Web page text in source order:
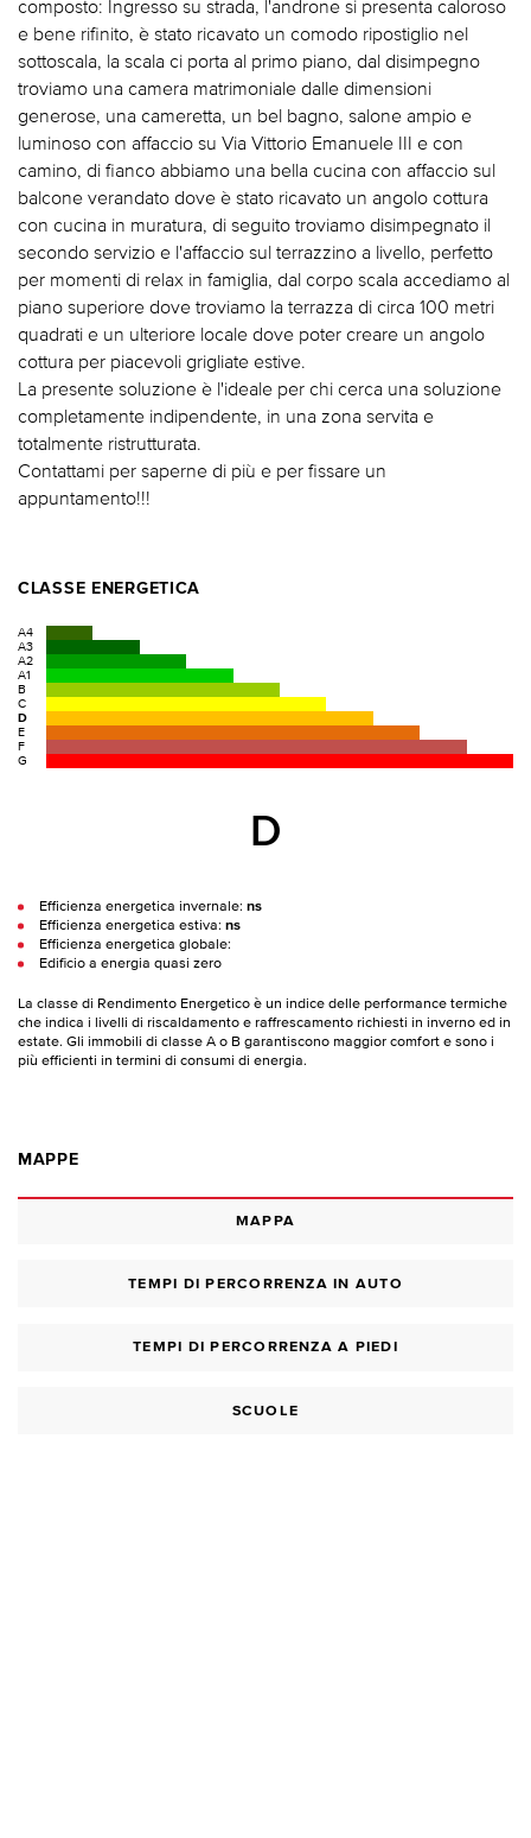
composto: Ingresso su strada, l'androne si presenta caloroso
e bene rifinito, è stato ricavato un comodo ripostiglio nel
sottoscala, la scala ci porta al primo piano, dal disimpegno
troviamo una camera matrimoniale dalle dimensioni
generose, una cameretta, un bel bagno, salone ampio e
luminoso con affaccio su Via Vittorio Emanuele III e con
camino, di fianco abbiamo una bella cucina con affaccio sul
balcone verandato dove è stato ricavato un angolo cottura
con cucina in muratura, di seguito troviamo disimpegnato il
secondo servizio e l'affaccio sul terrazzino a livello, perfetto
per momenti di relax in famiglia, dal corpo scala accediamo al
piano superiore dove troviamo la terrazza di circa 100 metri
quadrati e un ulteriore locale dove poter creare un angolo
cottura per piacevoli grigliate estive.
La presente soluzione è l'ideale per chi cerca una soluzione
completamente indipendente, in una zona servita e
totalmente ristrutturata.
Contattami per saperne di più e per fissare un
appuntamento!!!
CLASSE ENERGETICA
A4
A3
A2
A1
B
C
D
E
F
G
D
Efficienza energetica invernale: ns
Efficienza energetica estiva: ns
Efficienza energetica globale:
Edificio a energia quasi zero
La classe di Rendimento Energetico è un indice delle performance termiche
che indica i livelli di riscaldamento e raffrescamento richiesti in inverno ed in
estate. Gli immobili di classe A o B garantiscono maggior comfort e sono i
più efficienti in termini di consumi di energia.
MAPPE
MAPPA
TEMPI DI PERCORRENZA IN AUTO
TEMPI DI PERCORRENZA A PIEDI
SCUOLE